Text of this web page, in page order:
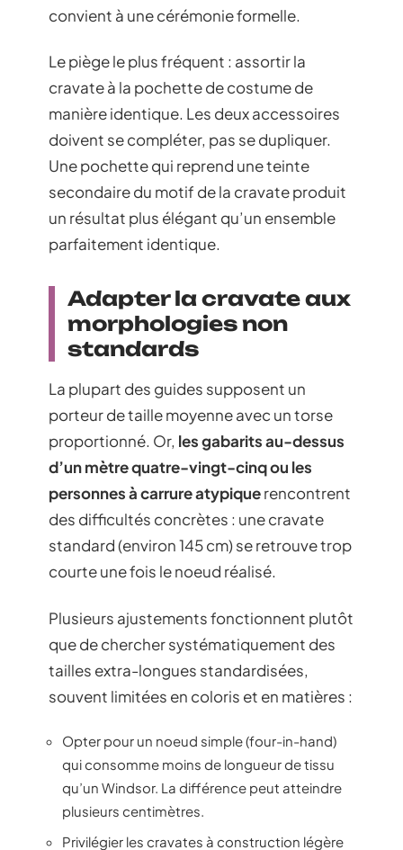
convient à une cérémonie formelle.
Le piège le plus fréquent : assortir la
cravate à la pochette de costume de
manière identique. Les deux accessoires
doivent se compléter, pas se dupliquer.
Une pochette qui reprend une teinte
secondaire du motif de la cravate produit
un résultat plus élégant qu’un ensemble
parfaitement identique.
Adapter la cravate aux
morphologies non
standards
La plupart des guides supposent un
porteur de taille moyenne avec un torse
proportionné. Or, les gabarits au-dessus
d’un mètre quatre-vingt-cinq ou les
personnes à carrure atypiquerencontrent
des difficultés concrètes : une cravate
standard (environ 145 cm) se retrouve trop
courte une fois le noeud réalisé.
Plusieurs ajustements fonctionnent plutôt
que de chercher systématiquement des
tailles extra-longues standardisées,
souvent limitées en coloris et en matières :
Opter pour un noeud simple (four-in-hand)
qui consomme moins de longueur de tissu
qu’un Windsor. La différence peut atteindre
plusieurs centimètres.
Privilégier les cravates à construction légère